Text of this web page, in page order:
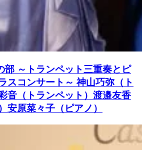
部 ～トランペット三重奏とピ
スコンサート～ 神山巧弥（ト
音（トランペット）渡邉友香
安原菜々子（ピアノ）